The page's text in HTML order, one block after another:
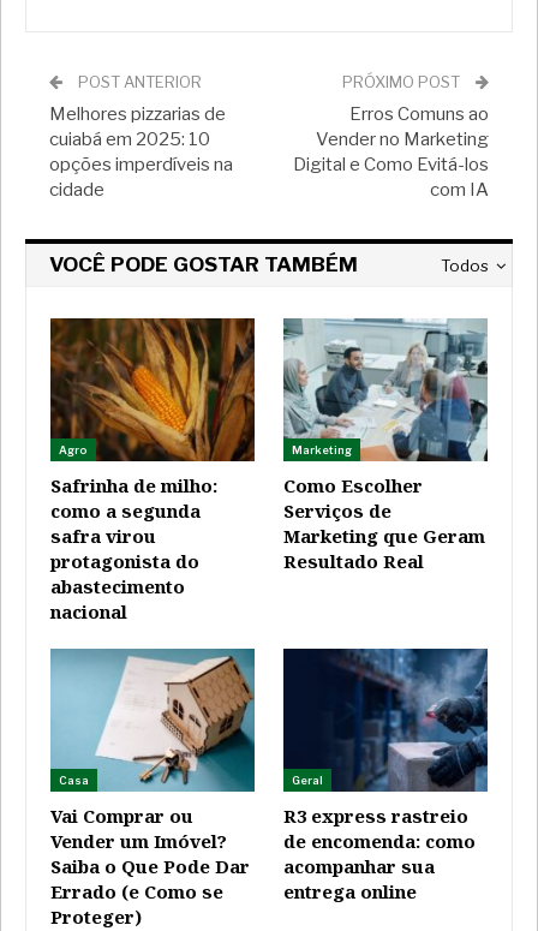
POST ANTERIOR
Melhores pizzarias de
cuiabá em 2025: 10
opções imperdíveis na
cidade
PRÓXIMO POST
Erros Comuns ao
Vender no Marketing
Digital e Como Evitá-los
com IA
Todos
VOCÊ PODE GOSTAR TAMBÉM
Agro
Safrinha de milho:
como a segunda
safra virou
protagonista do
abastecimento
nacional
Marketing
Como Escolher
Serviços de
Marketing que Geram
Resultado Real
Casa
Vai Comprar ou
Vender um Imóvel?
Saiba o Que Pode Dar
Errado (e Como se
Proteger)
Geral
R3 express rastreio
de encomenda: como
acompanhar sua
entrega online